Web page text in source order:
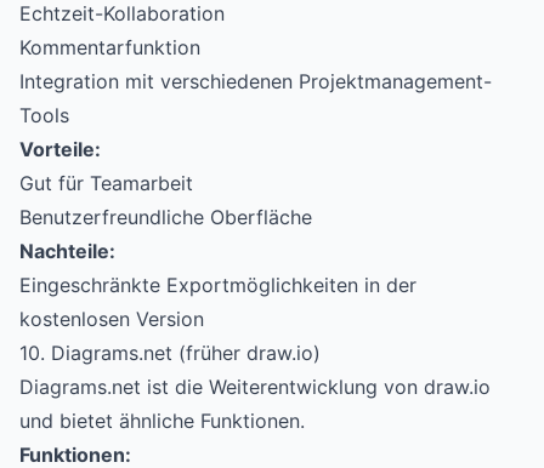
Echtzeit-Kollaboration
Kommentarfunktion
Integration mit verschiedenen Projektmanagement-
Tools
Vorteile:
Gut für Teamarbeit
Benutzerfreundliche Oberfläche
Nachteile:
Eingeschränkte Exportmöglichkeiten in der
kostenlosen Version
10. Diagrams.net (früher draw.io)
Diagrams.net ist die Weiterentwicklung von draw.io
und bietet ähnliche Funktionen.
Funktionen: